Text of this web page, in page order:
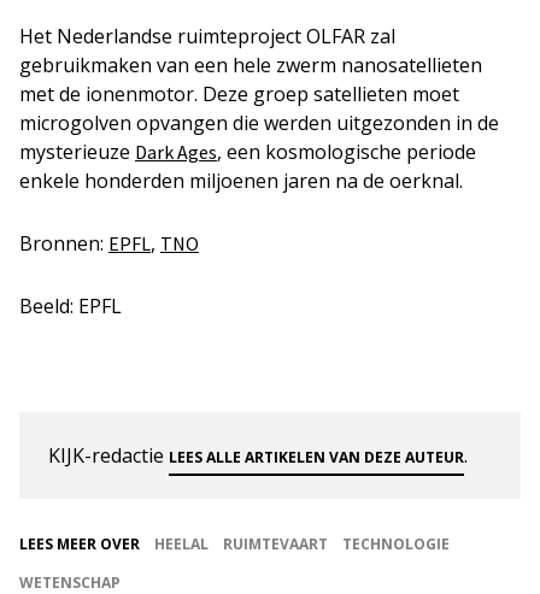
Het Nederlandse ruimteproject OLFAR zal
gebruikmaken van een hele zwerm nanosatellieten
met de ionenmotor. Deze groep satellieten moet
microgolven opvangen die werden uitgezonden in de
mysterieuze Dark Ages, een kosmologische periode
enkele honderden miljoenen jaren na de oerknal.
Bronnen: EPFL, TNO
Beeld: EPFL
KIJK-redactie LEES ALLE ARTIKELEN VAN DEZE AUTEUR.
LEES MEER OVER HEELAL RUIMTEVAART
TECHNOLOGIE
WETENSCHAP